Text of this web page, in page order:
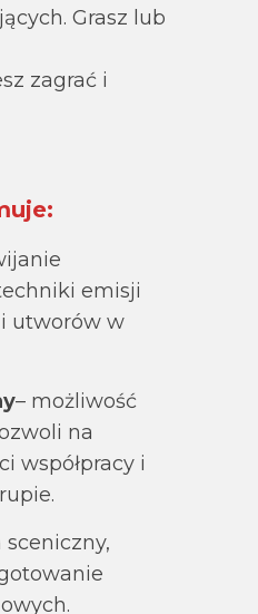
Grasz lub
zagrać i
emisji
utworów w
– możliwość
na
współpracy i
sceniczny,